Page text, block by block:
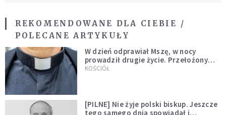
REKOMENDOWANE DLA CIEBIE /
POLECANE ARTYKUŁY
W dzień odprawiał Mszę, w nocy
prowadził drugie życie. Przełożony
kazał mu opuścić zakon
KOŚCIÓŁ
[PILNE] Nie żyje polski biskup. Jeszcze
tego samego dnia spowiadał i